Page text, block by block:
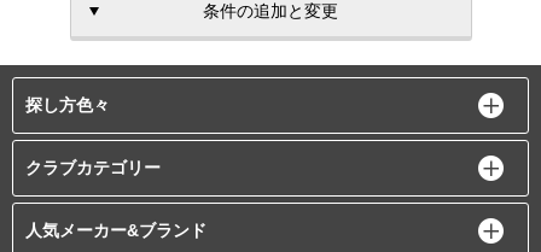
条件の追加と変更
探し方色々
クラブカテゴリー
人気メーカー&ブランド